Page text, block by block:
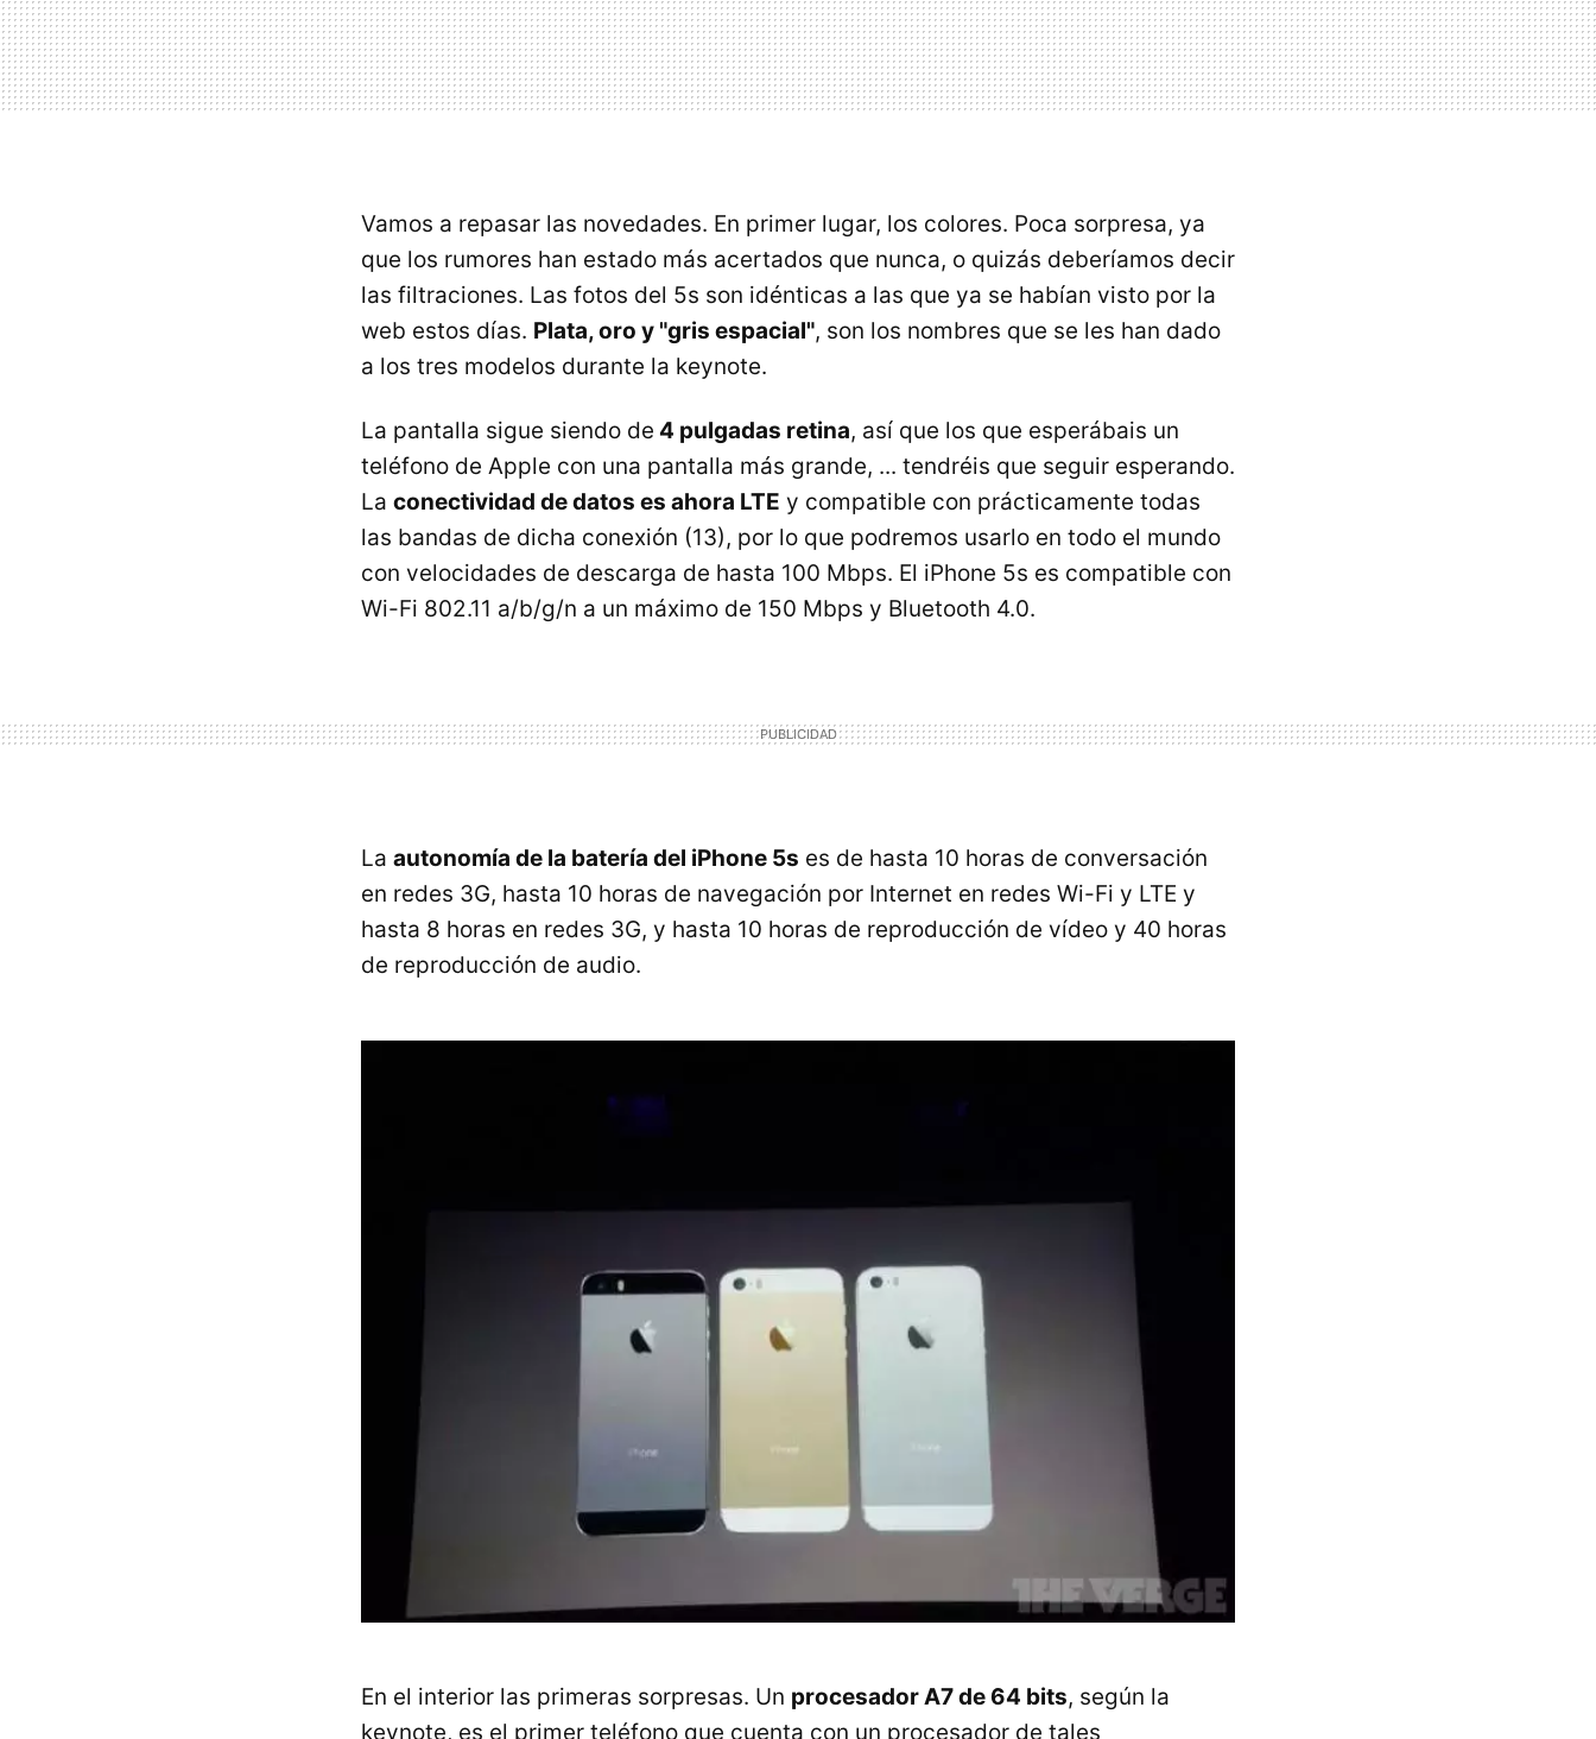
Vamos a repasar las novedades. En primer lugar, los colores. Poca sorpresa, ya
que los rumores han estado más acertados que nunca, o quizás deberíamos decir
las filtraciones. Las fotos del 5s son idénticas a las que ya se habían visto por la
web estos días. Plata, oro y "gris espacial", son los nombres que se les han dado
a los tres modelos durante la keynote.
La pantalla sigue siendo de 4 pulgadas retina, así que los que esperábais un
teléfono de Apple con una pantalla más grande, ... tendréis que seguir esperando.
La conectividad de datos es ahora LTE y compatible con prácticamente todas
las bandas de dicha conexión (13), por lo que podremos usarlo en todo el mundo
con velocidades de descarga de hasta 100 Mbps. El iPhone 5s es compatible con
Wi-Fi 802.11 a/b/g/n a un máximo de 150 Mbps y Bluetooth 4.0.
La autonomía de la batería del iPhone 5s es de hasta 10 horas de conversación
en redes 3G, hasta 10 horas de navegación por Internet en redes Wi-Fi y LTE y
hasta 8 horas en redes 3G, y hasta 10 horas de reproducción de vídeo y 40 horas
de reproducción de audio.
En el interior las primeras sorpresas. Un procesador A7 de 64 bits, según la
keynote, es el primer teléfono que cuenta con un procesador de tales